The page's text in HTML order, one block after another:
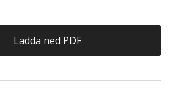
Ladda ned PDF